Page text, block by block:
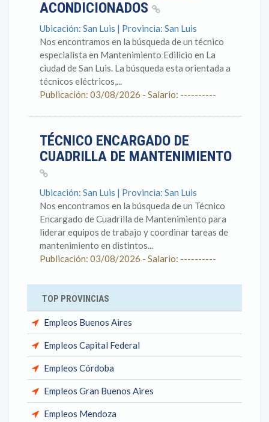
ACONDICIONADOS
Ubicación: San Luis | Provincia: San Luis
Nos encontramos en la búsqueda de un técnico
especialista en Mantenimiento Edilicio en La
ciudad de San Luis. La búsqueda esta orientada a
técnicos eléctricos,...
Publicación: 03/08/2026 - Salario: ----------
TÉCNICO ENCARGADO DE
CUADRILLA DE MANTENIMIENTO
Ubicación: San Luis | Provincia: San Luis
Nos encontramos en la búsqueda de un Técnico
Encargado de Cuadrilla de Mantenimiento para
liderar equipos de trabajo y coordinar tareas de
mantenimiento en distintos...
Publicación: 03/08/2026 - Salario: ----------
TOP PROVINCIAS
Empleos Buenos Aires
Empleos Capital Federal
Empleos Córdoba
Empleos Gran Buenos Aires
Empleos Mendoza